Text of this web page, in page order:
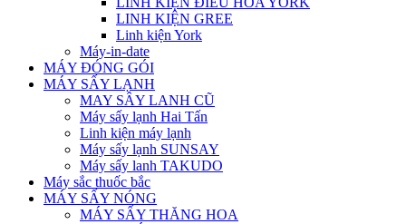
LINH KIỆN GREE
Linh kiện York
Máy-in-date
MÁY ĐÓNG GÓI
MÁY SẤY LẠNH
MAY SÂY LANH CŨ
Máy sấy lạnh Hai Tấn
Linh kiện máy lạnh
Máy sấy lạnh SUNSAY
Máy sấy lanh TAKUDO
Máy sắc thuốc bắc
MÁY SẤY NÓNG
MÁY SẤY THĂNG HOA